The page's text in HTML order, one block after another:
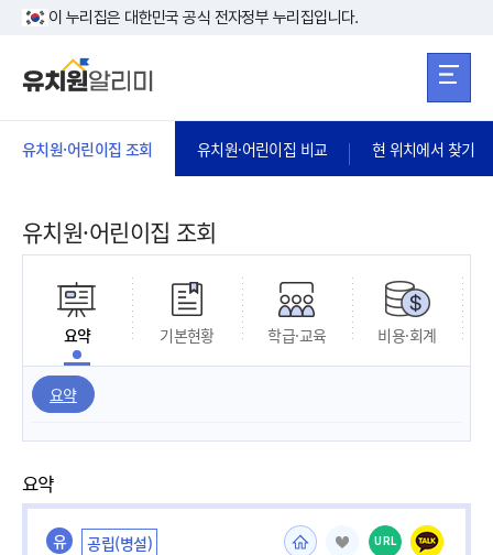
본문 바로가기
이 누리집은 대한민국 공식 전자정부 누리집입니다.
유치원·어린이집 조회 유치원·어린이집 비교 현 위치에서 찾기
유치원·어린이집 조회
요약 기본현황 학급·교육 비용·회계
요약
요약
유
공립(병설)
URL